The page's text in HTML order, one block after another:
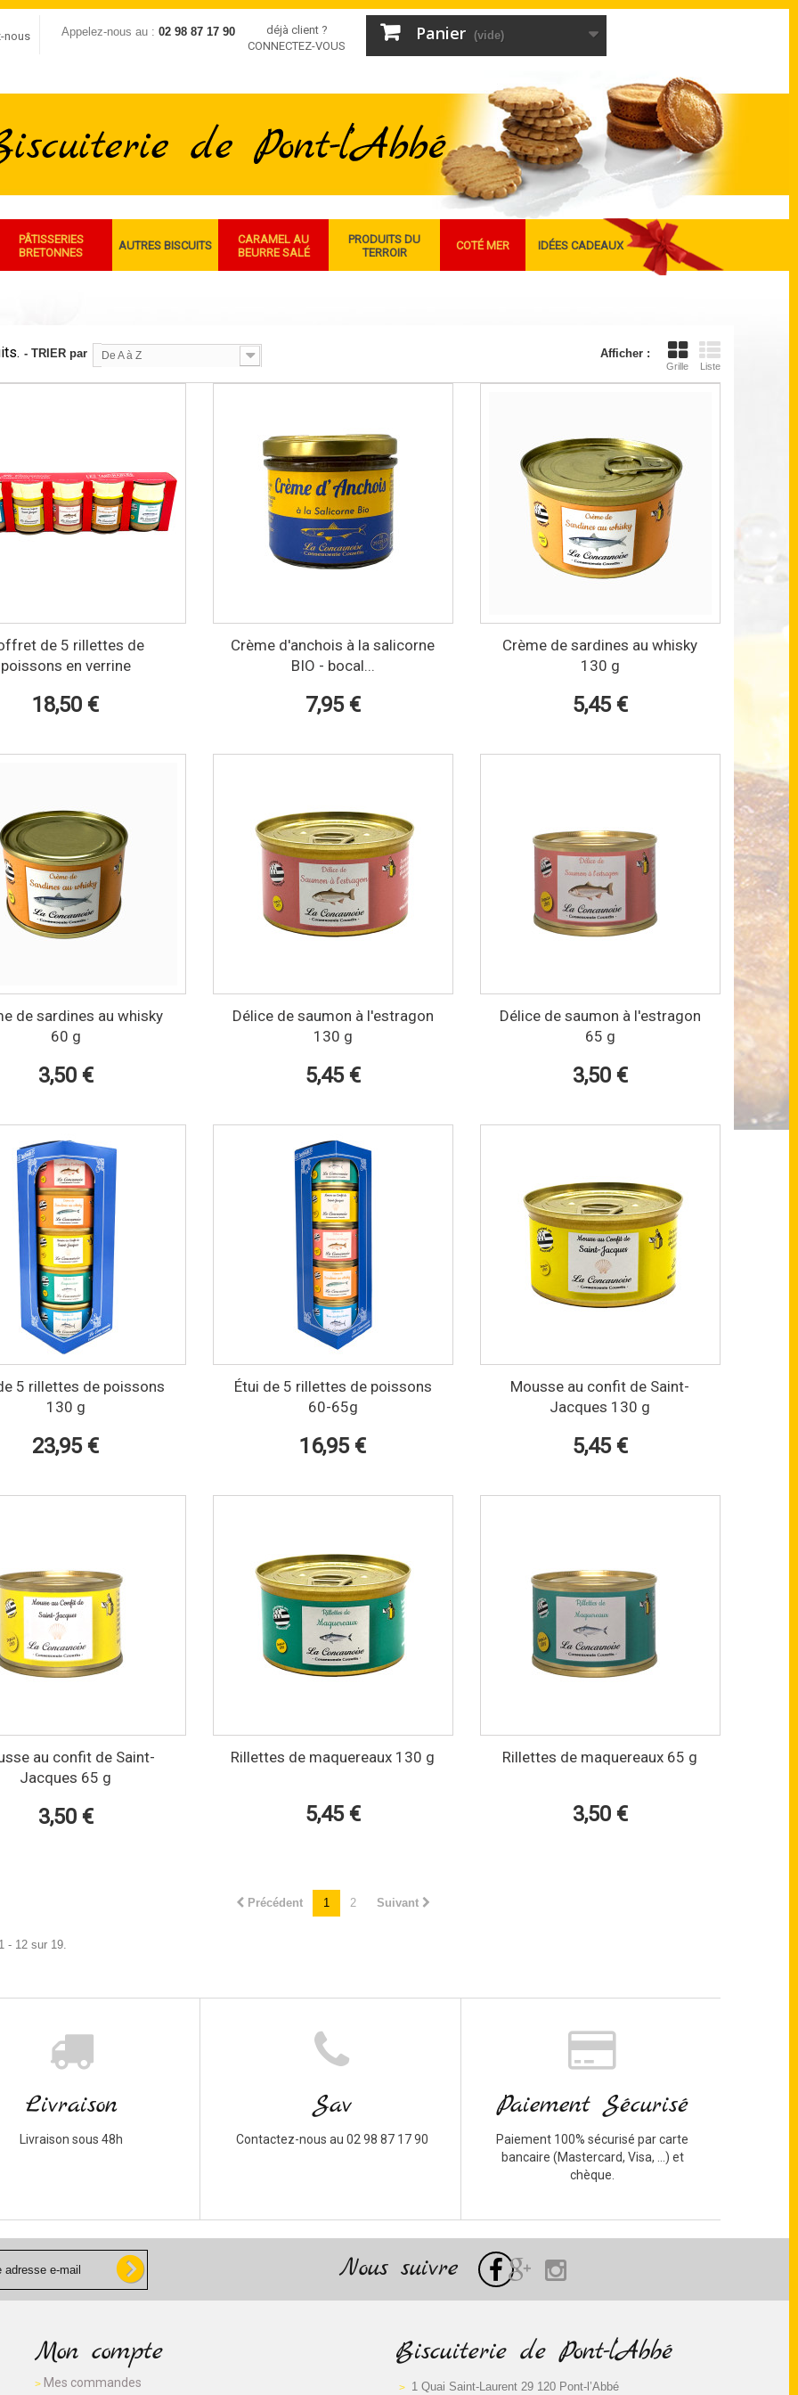
nous Appelez-nous au : 02 98 87 17 90
déjà client ?
CONNECTEZ-VOUS
Panier (vide)
PÂTISSERIES
BRETONNES
AUTRES BISCUITS
CARAMEL AU
BEURRE SALÉ
PRODUITS DU
TERROIR
COTÉ MER IDÉES CADEAUX
Afficher :
Grille Liste
- TRIER par De A à Z
de 5 rillettes de
poissons en verrine
18,50 €
Crème d'anchois à la salicorne
BIO - bocal...
7,95 €
Crème de sardines au whisky
130 g
5,45 €
de sardines au whisky
60 g
3,50 €
Délice de saumon à l'estragon
130 g
5,45 €
Délice de saumon à l'estragon
65 g
3,50 €
5 rillettes de poissons
130 g
23,95 €
Étui de 5 rillettes de poissons
60-65g
16,95 €
Mousse au confit de Saint-
Jacques 130 g
5,45 €
au confit de Saint-
Jacques 65 g
3,50 €
Rillettes de maquereaux 130 g
5,45 €
Rillettes de maquereaux 65 g
3,50 €
Précédent 1 2 Suivant
- 12 sur 19.
Livraison
Livraison sous 48h
Sav
Contactez-nous au 02 98 87 17 90
Paiement Sécurisé
Paiement 100% sécurisé par carte
bancaire (Mastercard, Visa, ...) et
chèque.
Nous suivre
Mon compte
Mes commandes
Biscuiterie de Pont-l’Abbé
1 Quai Saint-Laurent 29 120 Pont-l’Abbé